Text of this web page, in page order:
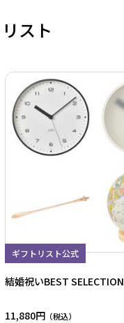
スト
ギフトリスト公式
結婚祝いBEST SELECTION
11,880円